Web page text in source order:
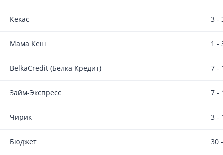
Кекас 3 -
Мама Кеш 1 -
BelkaCredit (Белка Кредит) 7 -
Займ-Экспресс 7 -
Чирик 3 -
Бюджет 30